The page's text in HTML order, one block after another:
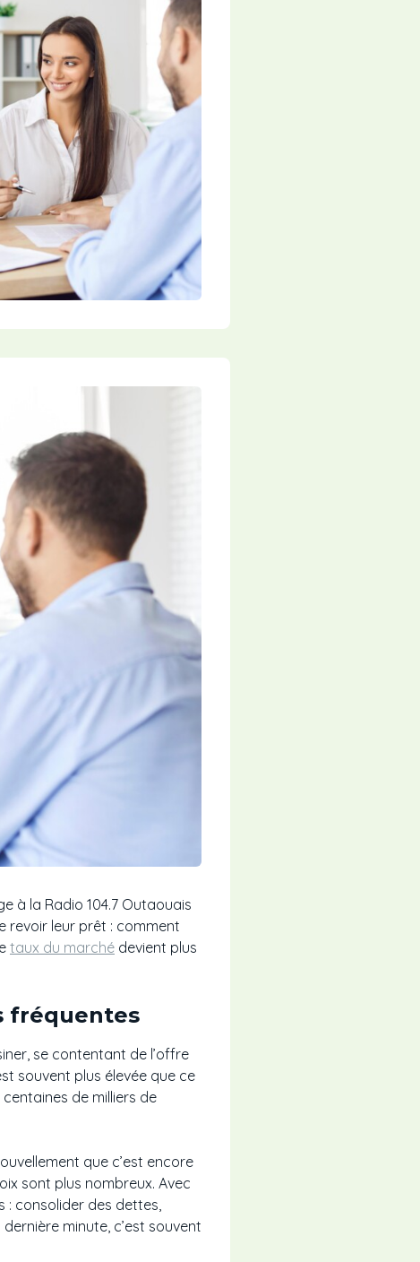
à la Radio 104.7 Outaouais
revoir leur prêt : comment
taux du marché devient plus
fréquentes
se contentant de l’offre
souvent plus élevée que ce
de milliers de
que c’est encore
sont plus nombreux. Avec
consolider des dettes,
minute, c’est souvent